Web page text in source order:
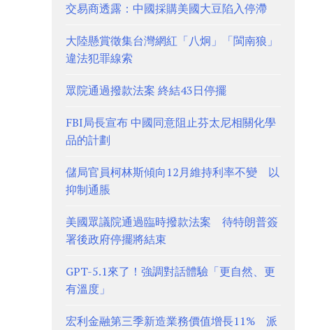
交易商透露：中國採購美國大豆陷入停滯
大陸懸賞徵集台灣網紅「八炯」「閩南狼」
違法犯罪線索
眾院通過撥款法案 終結43日停擺
FBI局長宣布 中國同意阻止芬太尼相關化學
品的計劃
儲局官員柯林斯傾向12月維持利率不變 以
抑制通脹
美國眾議院通過臨時撥款法案 待特朗普簽
署後政府停擺將結束
GPT-5.1來了！強調對話體驗「更自然、更
有溫度」
宏利金融第三季新造業務價值增長11% 派